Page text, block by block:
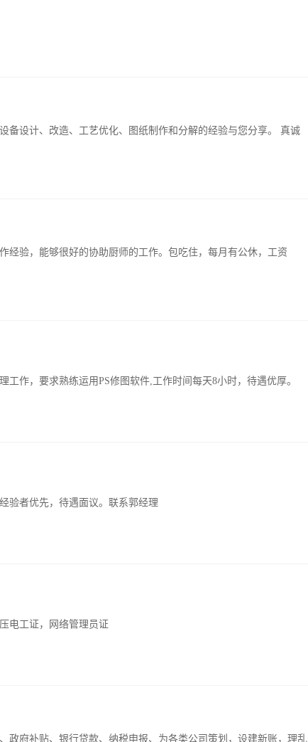
备设计、改造、工艺优化、图纸制作和分解的经验与您分享。 真诚
经验，能够很好的协助厨师的工作。包吃住，每月有公休，工资
工作，要求熟练运用PS修图软件,工作时间每天8小时，待遇优厚。
验者优先，待遇面议。联系郭经理
电工证，网络管理员证
政府补贴、银行贷款、纳税申报、为各类公司策划，设建新账，理乱